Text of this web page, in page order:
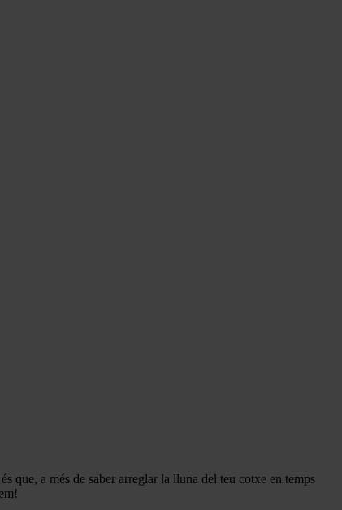
que, a més de saber arreglar la lluna del teu cotxe en temps